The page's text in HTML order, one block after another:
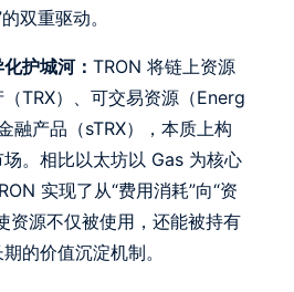
双重驱动。
护城河：TRON 将链上资源
TRX）、可交易资源（Energ
融产品（sTRX），本质上构
。相比以太坊以 Gas 为核心
实现了从“费用消耗”向“资
资源不仅被使用，还能被持有
的价值沉淀机制。